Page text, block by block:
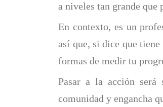
a niveles tan grande
En contexto, es un
así que, si dice que
formas de medir tu
Pasar a la acción
comunidad y engancha